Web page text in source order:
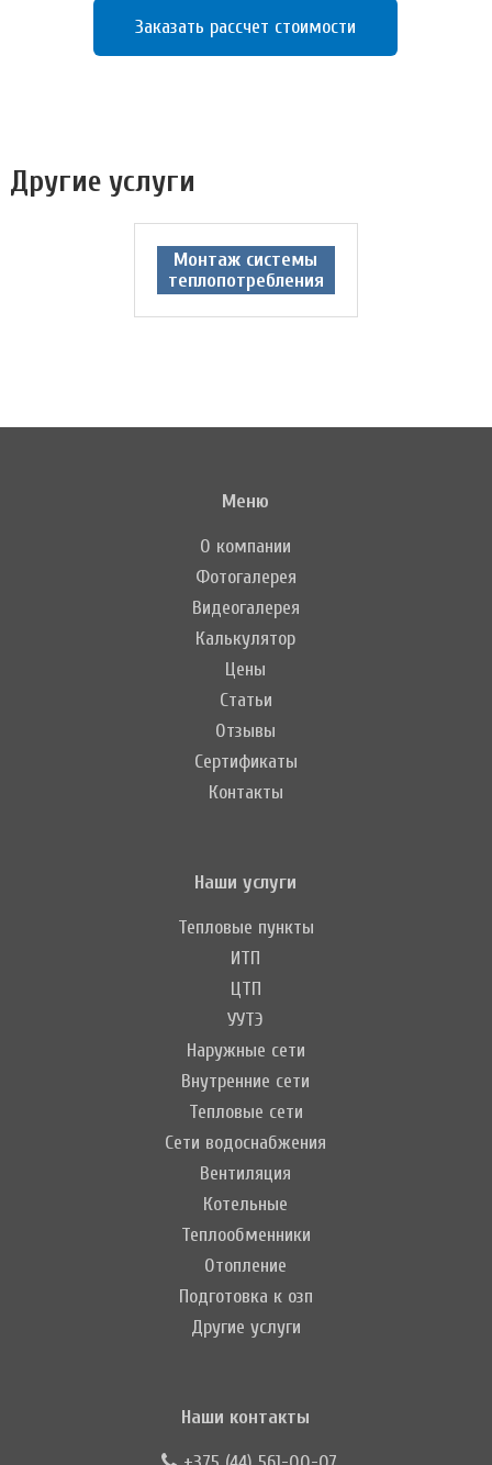
Заказать рассчет стоимости
Другие услуги
Монтаж системы
теплопотребления
Меню
О компании
Фотогалерея
Видеогалерея
Калькулятор
Цены
Статьи
Отзывы
Сертификаты
Контакты
Наши услуги
Тепловые пункты
ИТП
ЦТП
УУТЭ
Наружные сети
Внутренние сети
Тепловые сети
Сети водоснабжения
Вентиляция
Котельные
Теплообменники
Отопление
Подготовка к озп
Другие услуги
Наши контакты